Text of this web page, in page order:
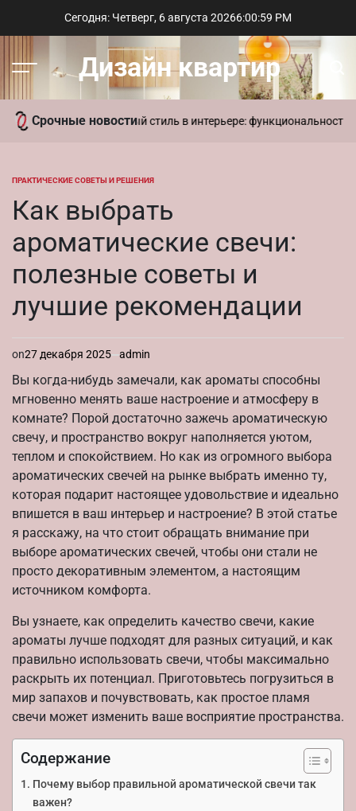
Сегодня: Четверг, 6 августа 20266:01:00 PM
Меню Дизайн квартир
Срочные новости
домеСовременный стиль в интерьере: функциональность и
ОПУБЛИКОВАНО
ПРАКТИЧЕСКИЕ СОВЕТЫ И РЕШЕНИЯ
Как выбрать
ароматические свечи:
полезные советы и
лучшие рекомендации
on27 декабря 2025 admin
Вы когда-нибудь замечали, как ароматы способны
мгновенно менять ваше настроение и атмосферу в
комнате? Порой достаточно зажечь ароматическую
свечу, и пространство вокруг наполняется уютом,
теплом и спокойствием. Но как из огромного выбора
ароматических свечей на рынке выбрать именно ту,
которая подарит настоящее удовольствие и идеально
впишется в ваш интерьер и настроение? В этой статье
я расскажу, на что стоит обращать внимание при
выборе ароматических свечей, чтобы они стали не
просто декоративным элементом, а настоящим
источником комфорта.
Вы узнаете, как определить качество свечи, какие
ароматы лучше подходят для разных ситуаций, и как
правильно использовать свечи, чтобы максимально
раскрыть их потенциал. Приготовьтесь погрузиться в
мир запахов и почувствовать, как простое пламя
свечи может изменить ваше восприятие пространства.
Содержание
Почему выбор правильной ароматической свечи так
важен?